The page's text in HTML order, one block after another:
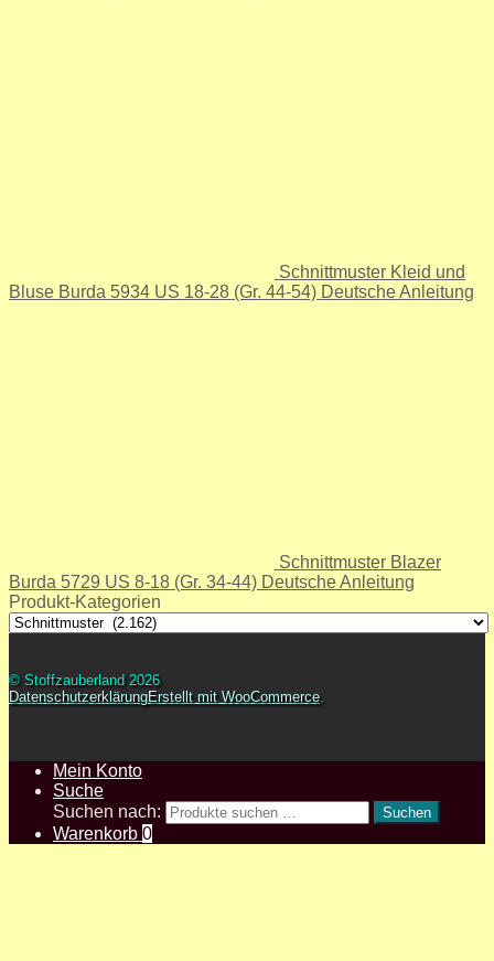
Schnittmuster Kleid und
Bluse Burda 5934 US 18-28 (Gr. 44-54) Deutsche Anleitung
Schnittmuster Blazer
Burda 5729 US 8-18 (Gr. 34-44) Deutsche Anleitung
Produkt-Kategorien
© Stoffzauberland 2026
DatenschutzerklärungErstellt mit WooCommerce.
Mein Konto
Suche
Suchen nach:
Suchen
Warenkorb 0